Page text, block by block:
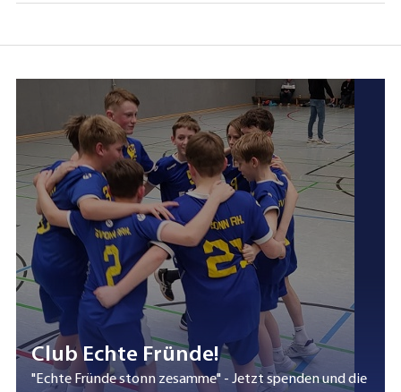
Club Echte Fründe!
"Echte Fründe stonn zesamme" - Jetzt spenden und die